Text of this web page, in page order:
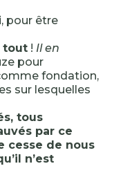
, pour être
tout! Il en
pour
fondation,
sur lesquelles
tous
par ce
cesse de nous
n’est